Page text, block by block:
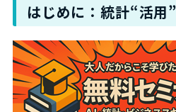
はじめに：統計“活用